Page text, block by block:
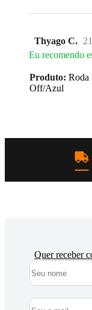
Thyago C.
Eu recomendo
Produto:
Off/Azul
Quer receber